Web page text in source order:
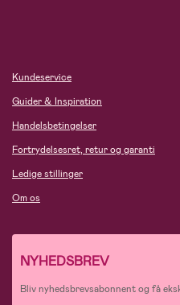
Kundeservice
Guider & Inspiration
Handelsbetingelser
Fortrydelsesret, retur og garanti
Ledige stillinger
Om os
NYHEDSBREV
Bliv nyhedsbrevsabonnent og få